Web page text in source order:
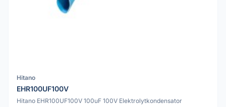
Hitano
EHR100UF100V
Hitano EHR100UF100V 100uF 100V Elektrolytkondensator